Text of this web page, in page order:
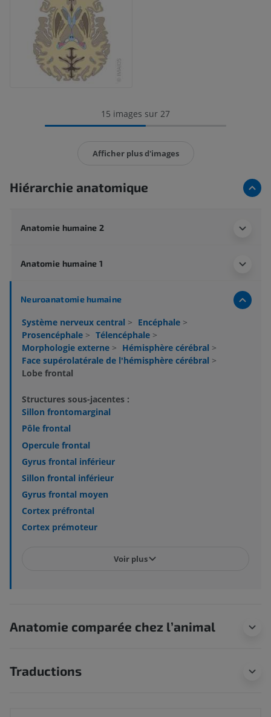
15 images sur 27
Afficher plus d'images
Hiérarchie anatomique
Anatomie humaine 2
Anatomie humaine 1
Neuroanatomie humaine
Système nerveux central > Encéphale >
Prosencéphale > Télencéphale >
Morphologie externe > Hémisphère cérébral >
Face supérolatérale de l'hémisphère cérébral >
Lobe frontal
Structures sous-jacentes :
Sillon frontomarginal
Pôle frontal
Opercule frontal
Gyrus frontal inférieur
Sillon frontal inférieur
Gyrus frontal moyen
Cortex préfrontal
Cortex prémoteur
Voir plus
Anatomie comparée chez l’animal
Traductions